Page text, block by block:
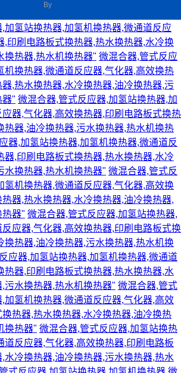
By
加氢站换热器,加氢机换热器,微通道反应
,印刷电路板式换热器,热水换热器,水冷换
换热器,热水机换热器" 微混合器,管式反应
机换热器,微通道反应器,气化器,高效换热
,热水换热器,水冷换热器,油冷换热器,污
器" 微混合器,管式反应器,加氢站换热器,加
器,气化器,高效换热器,印刷电路板式换热
热器,油冷换热器,污水换热器,热水机换热
器,加氢站换热器,加氢机换热器,微通道反
器,印刷电路板式换热器,热水换热器,水冷
水换热器,热水机换热器" 微混合器,管式反
氢机换热器,微通道反应器,气化器,高效换
器,热水换热器,水冷换热器,油冷换热器,
热器" 微混合器,管式反应器,加氢站换热器,
应器,气化器,高效换热器,印刷电路板式换
换热器,油冷换热器,污水换热器,热水机换
应器,加氢站换热器,加氢机换热器,微通道
热器,印刷电路板式换热器,热水换热器,水
污水换热器,热水机换热器" 微混合器,管式
加氢机换热器,微通道反应器,气化器,高效
热器,热水换热器,水冷换热器,油冷换热
换热器" 微混合器,管式反应器,加氢站换热
道反应器,气化器,高效换热器,印刷电路板
水冷换热器,油冷换热器,污水换热器,热水